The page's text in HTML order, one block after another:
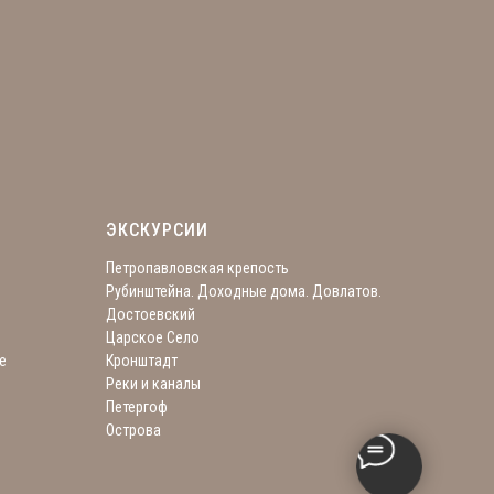
ЭКСКУРСИИ
Петропавловская крепость
Рубинштейна. Доходные дома. Довлатов.
Достоевский
Царское Село
Кронштадт
Реки и каналы
Петергоф
Острова